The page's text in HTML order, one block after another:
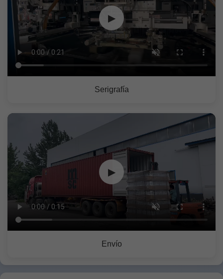
▶
Serigrafía
▶
Envío